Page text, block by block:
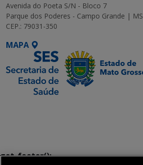
Avenida do Poeta S/N - Bloco 7
Parque dos Poderes - Campo Grande | MS
CEP.: 79031-350
MAPA
get_footer();